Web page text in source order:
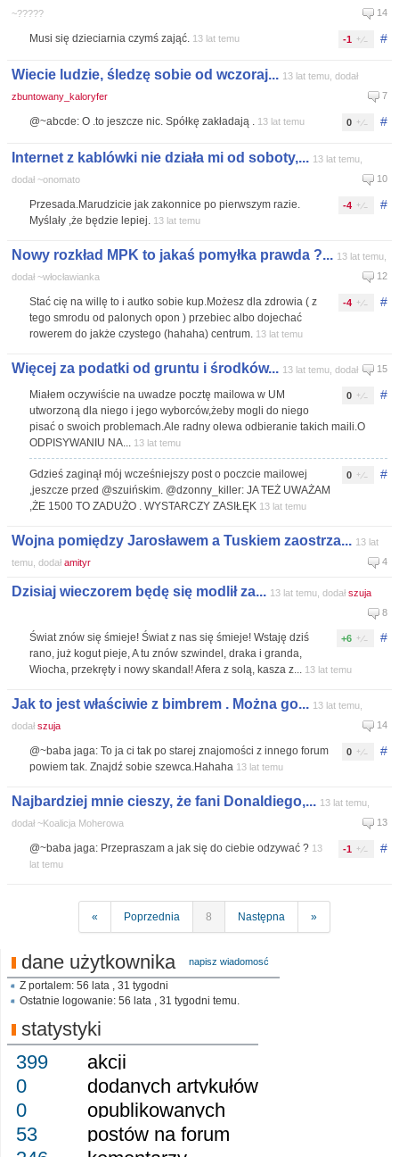
~?????
14
#
-1
Musi się dzieciarnia czymś zająć. 13 lat temu
Wiecie ludzie, śledzę sobie od wczoraj... 13 lat temu, dodał
zbuntowany_kaloryfer
7
#
0
@~abcde: O .to jeszcze nic. Spółkę zakładają . 13 lat temu
Internet z kablówki nie działa mi od soboty,... 13 lat temu,
dodał ~onomato
10
#
-4
Przesada.Marudzicie jak zakonnice po pierwszym razie.
Myślały ,że będzie lepiej. 13 lat temu
Nowy rozkład MPK to jakaś pomyłka prawda ?... 13 lat temu,
dodał ~włocławianka
12
#
-4
Stać cię na willę to i autko sobie kup.Możesz dla zdrowia ( z
tego smrodu od palonych opon ) przebiec albo dojechać
rowerem do jakże czystego (hahaha) centrum. 13 lat temu
Więcej za podatki od gruntu i środków... 13 lat temu, dodał 15
#
0
Miałem oczywiście na uwadze pocztę mailowa w UM
utworzoną dla niego i jego wyborców,żeby mogli do niego
pisać o swoich problemach.Ale radny olewa odbieranie takich maili.O
ODPISYWANIU NA... 13 lat temu
#
0
Gdzieś zaginął mój wcześniejszy post o poczcie mailowej
,jeszcze przed @szuińskim. @dzonny_killer: JA TEŻ UWAŻAM
,ŻE 1500 TO ZADUŻO . WYSTARCZY ZASIŁĘK 13 lat temu
Wojna pomiędzy Jarosławem a Tuskiem zaostrza... 13 lat
temu, dodał amityr 4
Dzisiaj wieczorem będę się modlił za... 13 lat temu, dodał szuja
8
#
+6
Świat znów się śmieje! Świat z nas się śmieje! Wstaję dziś
rano, już kogut pieje, A tu znów szwindel, draka i granda,
Wiocha, przekręty i nowy skandal! Afera z solą, kasza z... 13 lat temu
Jak to jest właściwie z bimbrem . Można go... 13 lat temu,
dodał szuja 14
#
0
@~baba jaga: To ja ci tak po starej znajomości z innego forum
powiem tak. Znajdź sobie szewca.Hahaha 13 lat temu
Najbardziej mnie cieszy, że fani Donaldiego,... 13 lat temu,
dodał ~Koalicja Moherowa
13
#
-1
@~baba jaga: Przepraszam a jak się do ciebie odzywać ? 13
lat temu
« Poprzednia 8 Następna »
dane użytkownika napisz wiadomosć
Z portalem: 56 lata , 31 tygodni
Ostatnie logowanie: 56 lata , 31 tygodni temu.
statystyki
399
akcji
0
dodanych artykułów
0
opublikowanych
53
postów na forum